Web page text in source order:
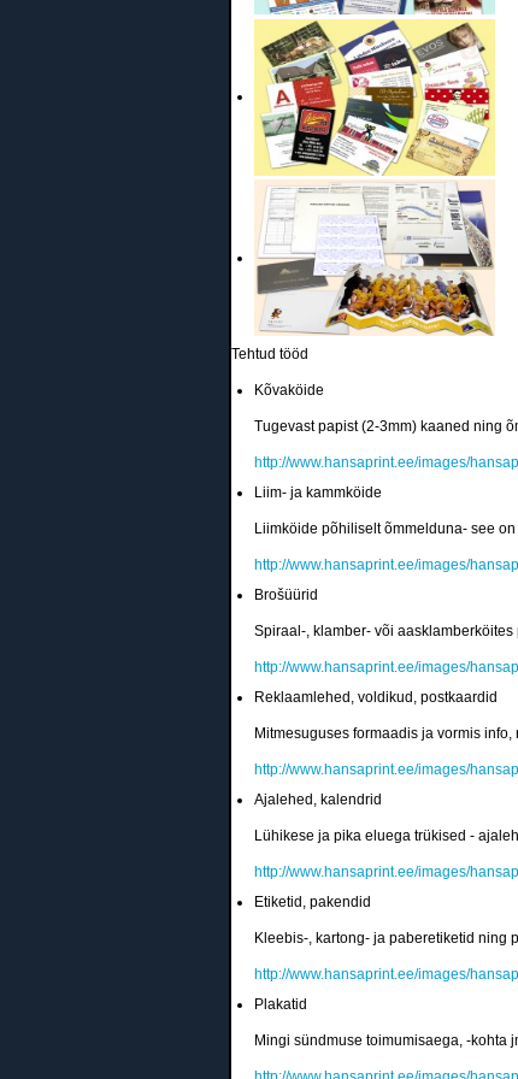
Tehtud tööd
Kõvaköide
Tugevast papist (2-3mm) kaaned ning
http://www.hansaprint.ee/images/
Liim- ja kammköide
Liimköide põhiliselt õmmelduna- see
http://www.hansaprint.ee/images/
Brošüürid
Spiraal-, klamber- või
http://www.hansaprint.ee/images/
Reklaamlehed, voldikud, postkaardid
Mitmesuguses formaadis ja vormis
http://www.hansaprint.ee/images/
Ajalehed, kalendrid
Lühikese ja pika eluega trükised -
http://www.hansaprint.ee/images/
Etiketid, pakendid
Kleebis-, kartong- ja paberetiketid ning
http://www.hansaprint.ee/images/
Plakatid
Mingi sündmuse toimumisaega, -kohta